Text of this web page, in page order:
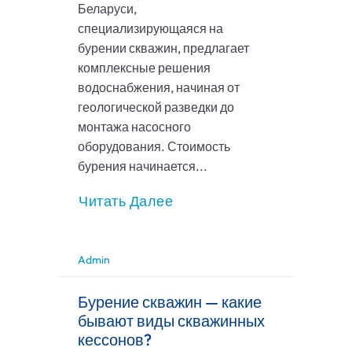
Беларуси,
специализирующаяся на
бурении скважин, предлагает
комплексные решения
водоснабжения, начиная от
геологической разведки до
монтажа насосного
оборудования. Стоимость
бурения начинается...
Читать Далее
Admin
Бурение скважин — какие
бывают виды скважинных
кессонов?